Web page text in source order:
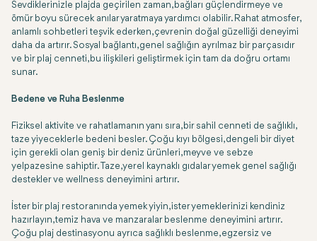
Sevdiklerinizle plajda geçirilen zaman, bağları güçlendirmeye ve
ömür boyu sürecek anılar yaratmaya yardımcı olabilir. Rahat atmosfer,
anlamlı sohbetleri teşvik ederken, çevrenin doğal güzelliği deneyimi
daha da artırır. Sosyal bağlantı, genel sağlığın ayrılmaz bir parçasıdır
ve bir plaj cenneti, bu ilişkileri geliştirmek için tam da doğru ortamı
sunar.
Bedene ve Ruha Beslenme
Fiziksel aktivite ve rahatlamanın yanı sıra, bir sahil cenneti de sağlıklı,
taze yiyeceklerle bedeni besler. Çoğu kıyı bölgesi, dengeli bir diyet
için gerekli olan geniş bir deniz ürünleri, meyve ve sebze
yelpazesine sahiptir. Taze, yerel kaynaklı gıdalar yemek genel sağlığı
destekler ve wellness deneyimini artırır.
İster bir plaj restoranında yemek yiyin, ister yemeklerinizi kendiniz
hazırlayın, temiz hava ve manzaralar beslenme deneyimini artırır.
Çoğu plaj destinasyonu ayrıca sağlıklı beslenme, egzersiz ve